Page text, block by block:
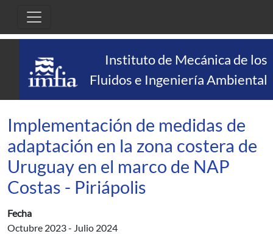
Instituto de Mecánica de los
Fluidos e Ingeniería Ambiental
Implementación de medidas de
adaptación en la zona costera de
Uruguay en el marco de NAP
Costas - Piriápolis
Fecha
Octubre 2023- Julio 2024